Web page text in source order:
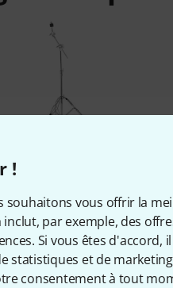
!
souhaitons vous offrir la
inclut, par exemple, des
Si vous êtes d'accord,
statistiques et de
consentement à tout
ONT ACHETÉ
Series 4 Cymbal
Boom Stand
48 €